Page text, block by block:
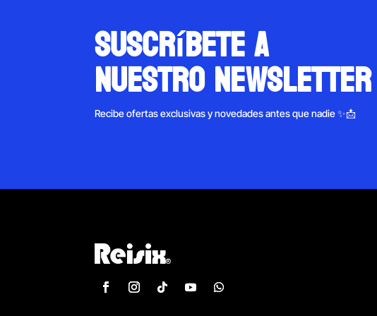
suscríbete a
nuestro newsletter
Recibe ofertas exclusivas y novedades antes que nadie ✨📩